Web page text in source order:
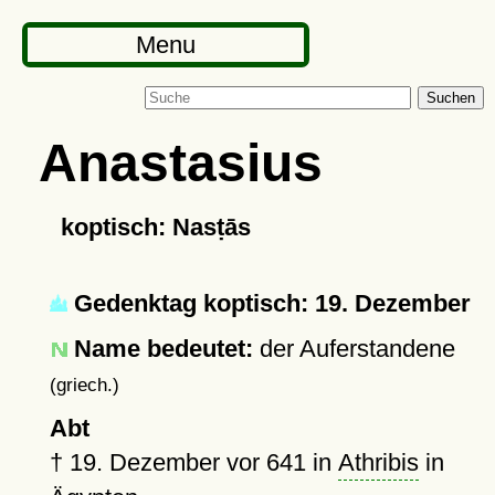
Menu
Suchen
Anastasius
koptisch: Nasṭās
Gedenktag koptisch: 19. Dezember
Name bedeutet: der Auferstandene
(griech.)
Abt
† 19. Dezember vor 641in Athribisin